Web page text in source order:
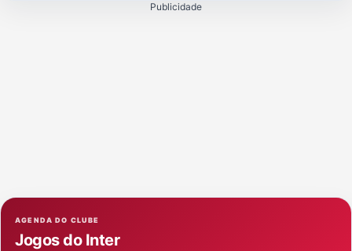
Publicidade
AGENDA DO CLUBE
Jogos do Inter